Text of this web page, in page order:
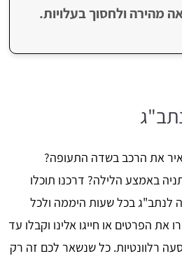
מהירה ולחסוך בעלויות.
את הרכב בשדה התעופה?
באמצע הלילה? דרכנו תוכלו
לנתב"ג בכל שעות היממה ולכל
את הפרטים או חייגו אלינו וקבלו עד
רלוונטיות. כל שנשאר לכם זה רק